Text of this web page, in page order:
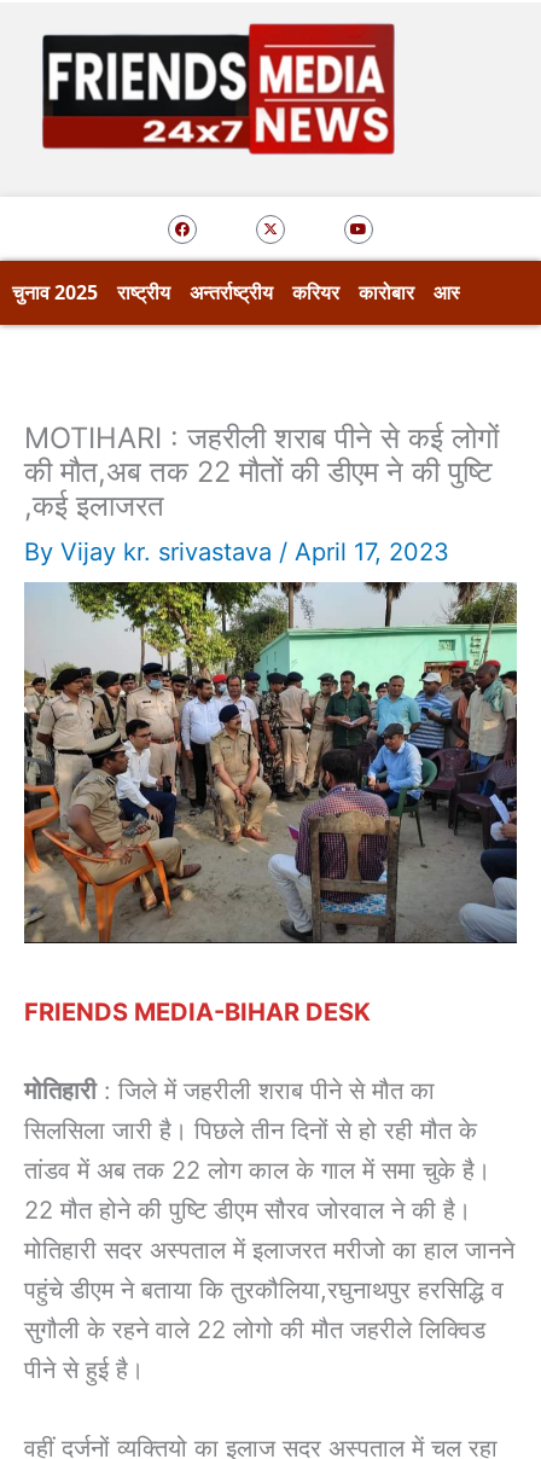
content
F
a
c
e
X
-
t
w
t
t
r
Y
o
u
t
b
e
चुनाव 2025 राष्ट्रीय अन्तर्राष्ट्रीय करियर कारोबार आस्था
MOTIHARI : जहरीली शराब पीने से कई लोगों
की मौत,अब तक 22 मौतों की डीएम ने की पुष्टि
,कई इलाजरत
By Vijay kr. srivastava / April 17, 2023
FRIENDS MEDIA-BIHAR DESK
मोतिहारी: जिले में जहरीली शराब पीने से मौत का
सिलसिला जारी है। पिछले तीन दिनों से हो रही मौत के
तांडव में अब तक 22 लोग काल के गाल में समा चुके है।
22 मौत होने की पुष्टि डीएम सौरव जोरवाल ने की है।
मोतिहारी सदर अस्पताल में इलाजरत मरीजो का हाल जानने
पहुंचे डीएम ने बताया कि तुरकौलिया,रघुनाथपुर हरसिद्धि व
सुगौली के रहने वाले 22 लोगो की मौत जहरीले लिक्विड
पीने से हुई है।
वहीं दर्जनों व्यक्तियो का इलाज सदर अस्पताल में चल रहा